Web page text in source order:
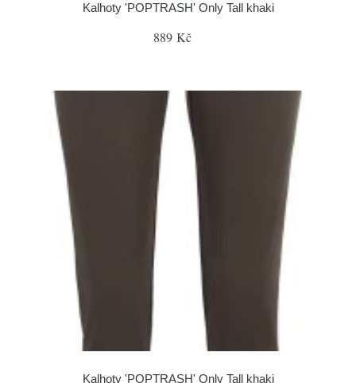
Kalhoty 'POPTRASH' Only Tall khaki
889 Kč
Kalhoty 'POPTRASH' Only Tall khaki